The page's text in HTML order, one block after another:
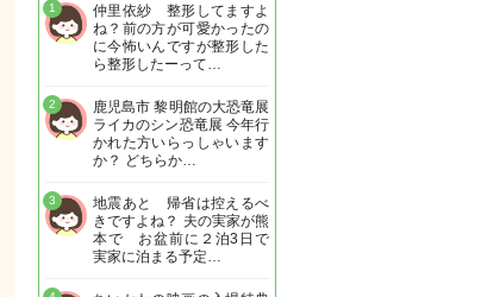
仲里依紗 整形してますよ
ね？前の方が可愛かったの
に今怖いんですが整形した
ら整形したーって…
1
鹿児島市 黎明館の大恐竜展
ライカのシン恐竜展 今年行
かれた方いらっしゃいます
か？ どちらか…
2
地震あと 帰省は控えるべ
きですよね？ 夫の実家が熊
本で お盆前に２泊3日で
実家に泊まる予定…
3